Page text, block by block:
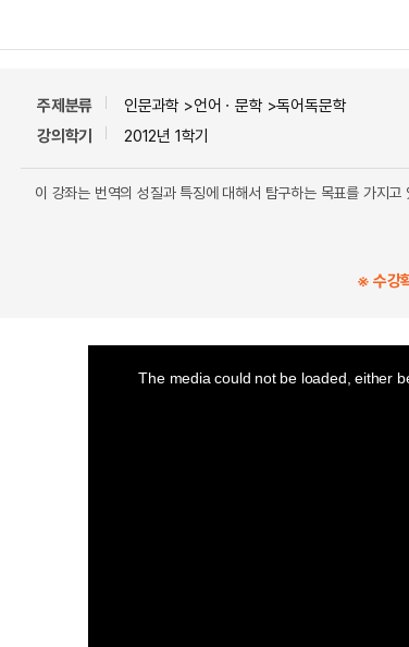
주제분류
인문과학 >언어ㆍ문학 >독어독문학
강의학기
2012년 1학기
이 강좌는 번역의 성질과 특징에 대해서 탐구하는 목표를 가지고
※ 수강
The media could not be loaded, either